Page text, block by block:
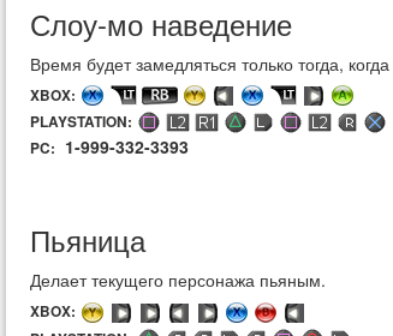
Слоу-мо наведение
Время будет замедляться только тогда,
XBOX:
PLAYSTATION:
PC: 1-999-332-3393
Пьяница
Делает текущего персонажа пьяным.
XBOX: